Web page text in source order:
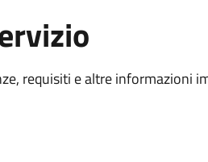
requisiti e altre informazioni